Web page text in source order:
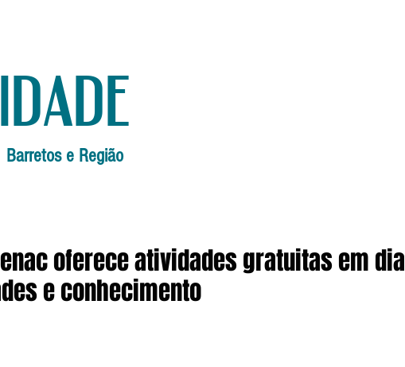
Barretos e Região
oferece atividades gratuitas em dia
e conhecimento